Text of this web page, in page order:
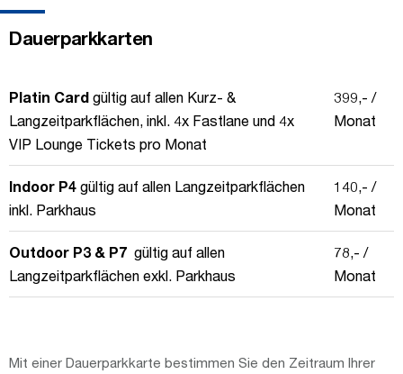
Dauerparkkarten
Platin Card gültig auf allen Kurz- &
Langzeitparkflächen, inkl. 4x Fastlane und 4x
VIP Lounge Tickets pro Monat
399,- /
Monat
Indoor P4 gültig auf allen Langzeitparkflächen
inkl. Parkhaus
140,- /
Monat
Outdoor P3 & P7 gültig auf allen
Langzeitparkflächen exkl. Parkhaus
78,- /
Monat
Mit einer Dauerparkkarte bestimmen Sie den Zeitraum Ihrer